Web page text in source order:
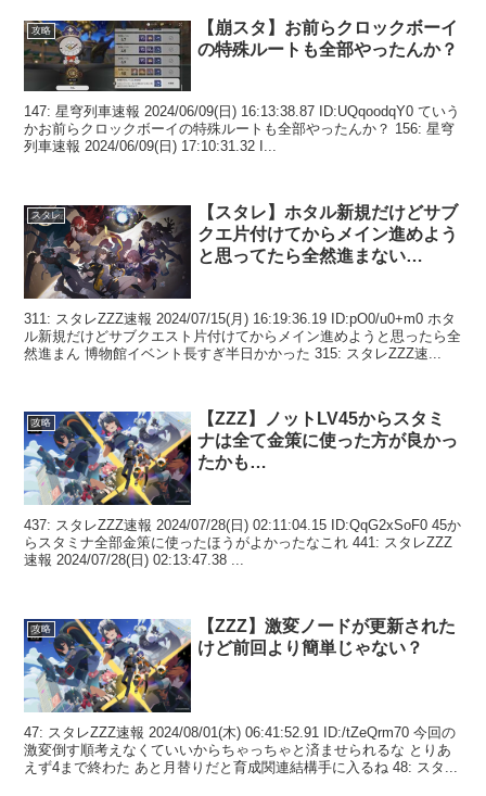
攻略
【崩スタ】お前らクロックボーイ
の特殊ルートも全部やったんか？
147: 星穹列車速報 2024/06/09(日) 16:13:38.87 ID:UQqoodqY0 ていう
かお前らクロックボーイの特殊ルートも全部やったんか？ 156: 星穹
列車速報 2024/06/09(日) 17:10:31.32 I...
スタレ
【スタレ】ホタル新規だけどサブ
クエ片付けてからメイン進めよう
と思ってたら全然進まない…
311: スタレZZZ速報 2024/07/15(月) 16:19:36.19 ID:pO0/u0+m0 ホタ
ル新規だけどサブクエスト片付けてからメイン進めようと思ったら全
然進まん 博物館イベント長すぎ半日かかった 315: スタレZZZ速...
攻略
【ZZZ】ノットLV45からスタミ
ナは全て金策に使った方が良かっ
たかも…
437: スタレZZZ速報 2024/07/28(日) 02:11:04.15 ID:QqG2xSoF0 45か
らスタミナ全部金策に使ったほうがよかったなこれ 441: スタレZZZ
速報 2024/07/28(日) 02:13:47.38 ...
攻略
【ZZZ】激変ノードが更新された
けど前回より簡単じゃない？
47: スタレZZZ速報 2024/08/01(木) 06:41:52.91 ID:/tZeQrm70 今回の
激変倒す順考えなくていいからちゃっちゃと済ませられるな とりあ
えず4まで終わた あと月替りだと育成関連結構手に入るね 48: スタ...